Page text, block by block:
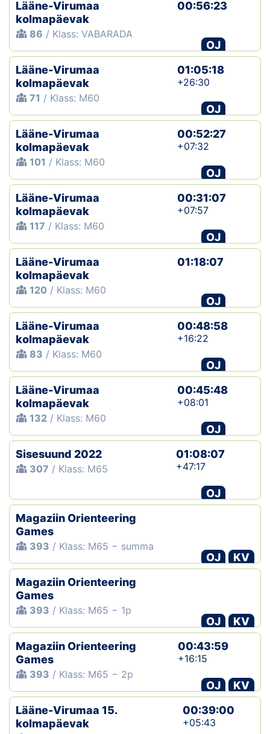
Lääne-Virumaa
kolmapäevak
86 / Klass: VABARADA
00:56:23
OJ
Lääne-Virumaa
kolmapäevak
71 / Klass: M60
01:05:18
+26:30
OJ
Lääne-Virumaa
kolmapäevak
101 / Klass: M60
00:52:27
+07:32
OJ
Lääne-Virumaa
kolmapäevak
117 / Klass: M60
00:31:07
+07:57
OJ
Lääne-Virumaa
kolmapäevak
120 / Klass: M60
01:18:07
OJ
Lääne-Virumaa
kolmapäevak
83 / Klass: M60
00:48:58
+16:22
OJ
Lääne-Virumaa
kolmapäevak
132 / Klass: M60
00:45:48
+08:01
OJ
Sisesuund 2022
307 / Klass: M65
01:08:07
+47:17
OJ
Magaziin Orienteering
Games
393 / Klass: M65 − summa
OJ
KV
Magaziin Orienteering
Games
393 / Klass: M65 − 1p
OJ
KV
Magaziin Orienteering
Games
393 / Klass: M65 − 2p
00:43:59
+16:15
OJ
KV
Lääne-Virumaa 15.
kolmapäevak
00:39:00
+05:43